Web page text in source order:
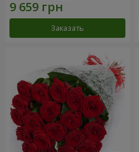
Заказать